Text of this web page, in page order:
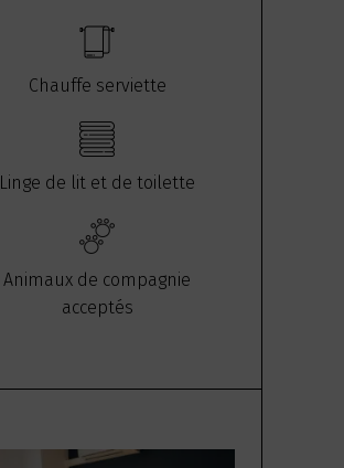
Chauffe serviette
Linge de lit et de toilette
Animaux de compagnie
acceptés